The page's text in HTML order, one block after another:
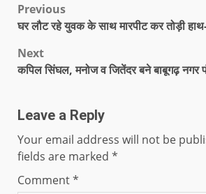
Previous
घर लौट रहे युवक के साथ मारपीट कर तोड़ी
Next
कपिल सिंघल, मनोज व जितेंदर बने बाबूगढ़ नगर
Leave a Reply
Your email address will not be
fields are marked *
Comment*